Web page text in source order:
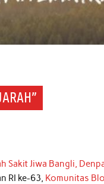
Jiwa Bangli,
RI ke-63, Komunitas